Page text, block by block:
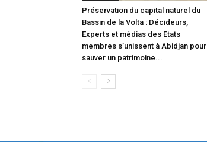
Préservation du capital naturel du
Bassin de la Volta : Décideurs,
Experts et médias des Etats
membres s’unissent à Abidjan pour
sauver un patrimoine...